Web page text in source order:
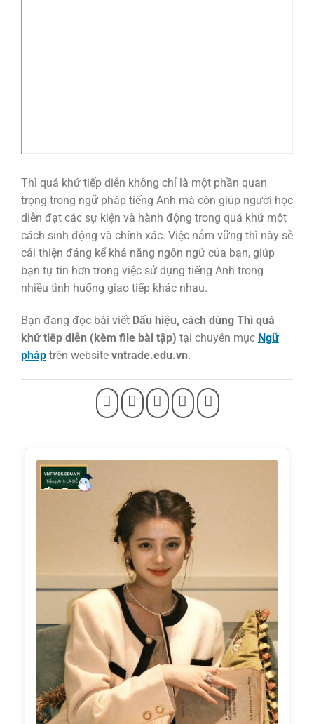
Thì quá khứ tiếp diễn không chỉ là một phần quan
trọng trong ngữ pháp tiếng Anh mà còn giúp người học
diễn đạt các sự kiện và hành động trong quá khứ một
cách sinh động và chính xác. Việc nắm vững thì này sẽ
cải thiện đáng kể khả năng ngôn ngữ của bạn, giúp
bạn tự tin hơn trong việc sử dụng tiếng Anh trong
nhiều tình huống giao tiếp khác nhau.
Bạn đang đọc bài viết Dấu hiệu, cách dùng Thì quá
khứ tiếp diễn (kèm file bài tập) tại chuyên mục Ngữ
pháptrên website vntrade.edu.vn.